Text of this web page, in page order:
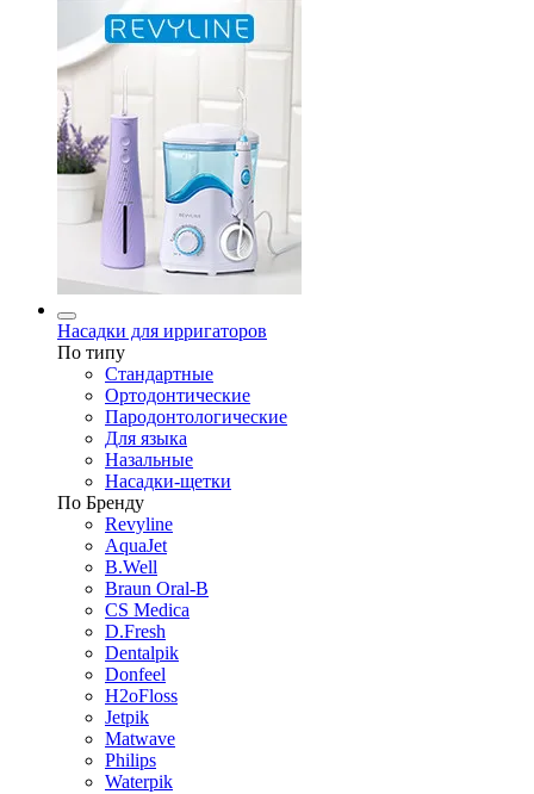
Насадки для ирригаторов
По типу
Стандартные
Ортодонтические
Пародонтологические
Для языка
Назальные
Насадки-щетки
По Бренду
Revyline
AquaJet
B.Well
Braun Oral-B
CS Medica
D.Fresh
Dentalpik
Donfeel
H2oFloss
Jetpik
Matwave
Philips
Waterpik